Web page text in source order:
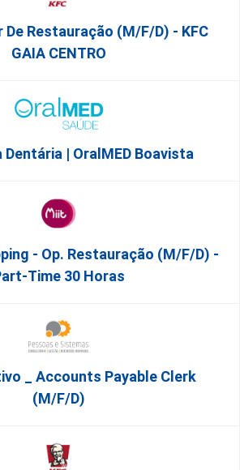
De Restauração (m/f/d) - KFC
GAIA CENTRO
| OralMED Boavista
- Op. Restauração (m/f/d) -
Time 30 Horas
_ Accounts Payable Clerk
(m/f/d)